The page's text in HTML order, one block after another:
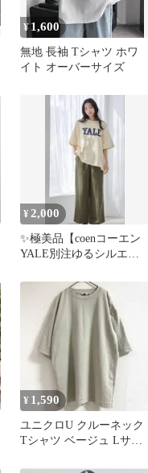
¥1,600
無地 長袖 Tシャツ ホワ
イト オーバーサイズ
¥ 2,000
✨極美品【coenコーエン
YALE別注ゆるシルエッ
ズ】
¥ 1,590
ユニクロU クルーネック
Tシャツ ベージュ Lサイ